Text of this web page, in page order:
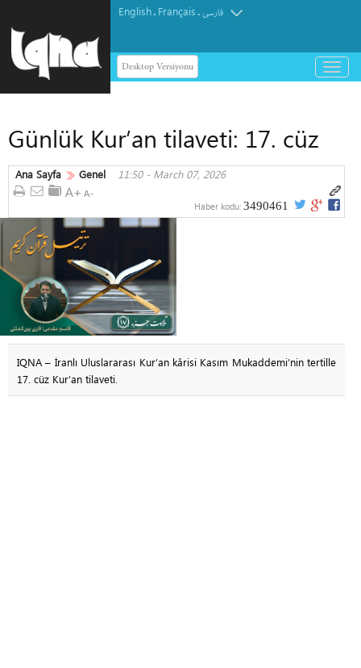
English. Français.فارسی
Desktop Versiyonu
باز
و
Günlük Kur’an tilaveti: 17. cüz
Ana Sayfa Genel 11:50 - March 07, 2026
Haber kodu: 3490461
IQNA – İranlı Uluslararası Kur’an kârisi Kasım Mukaddemi’nin tertille
17. cüz Kur’an tilaveti.